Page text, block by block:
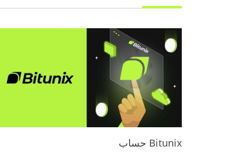
Bitunix حساب